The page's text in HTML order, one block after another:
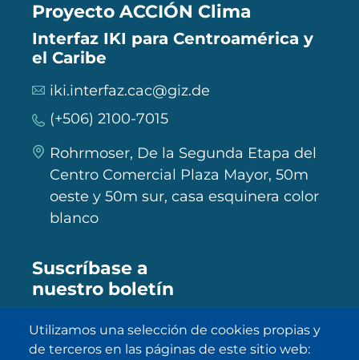
Proyecto ACCIÓN Clima
Interfaz IKI para Centroamérica y
el Caribe
iki.interfaz.cac@giz.de
(+506) 2100-7015
Rohrmoser, De la Segunda Etapa del
Centro Comercial Plaza Mayor, 50m
oeste y 50m sur, casa esquinera color
blanco
Suscríbase a
nuestro boletín
Utilizamos una selección de cookies propias y
de terceros en las páginas de este sitio web: